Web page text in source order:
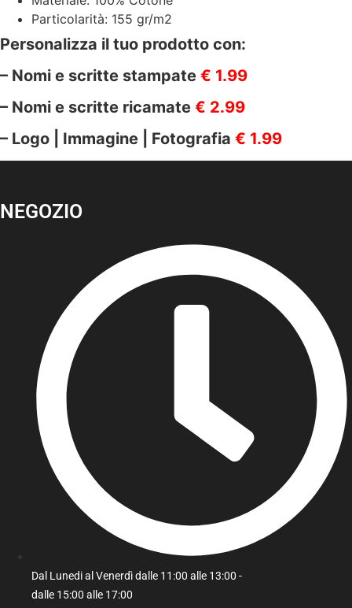
Particolarità: 155 gr/m2
Personalizza il tuo prodotto con:
– Nomi e scritte stampate € 1.99
– Nomi e scritte ricamate € 2.99
– Logo | Immagine | Fotografia € 1.99
NEGOZIO
Dal Lunedi al Venerdì dalle 11:00 alle 13:00 -
dalle 15:00 alle 17:00